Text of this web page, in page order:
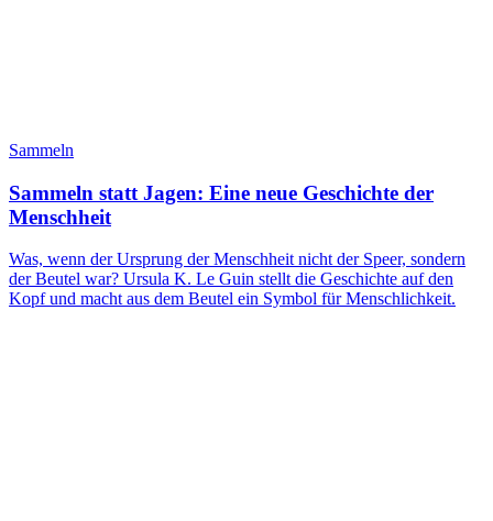
Sammeln
Sammeln statt Jagen: Eine neue Geschichte der
Menschheit
Was, wenn der Ursprung der Menschheit nicht der Speer, sondern
der Beutel war? Ursula K. Le Guin stellt die Geschichte auf den
Kopf und macht aus dem Beutel ein Symbol für Menschlichkeit.